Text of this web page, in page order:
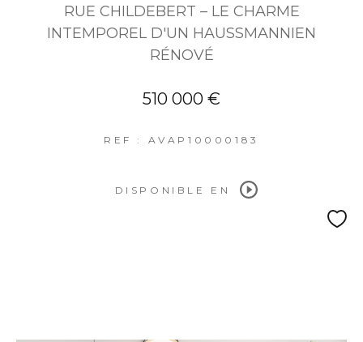
RUE CHILDEBERT – LE CHARME
INTEMPOREL D'UN HAUSSMANNIEN
RÉNOVÉ
510 000 €
REF : AVAP10000183
DISPONIBLE EN